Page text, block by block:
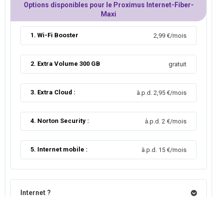
Options disponibles pour le Proximus Internet-Fiber-
Maxi
1. Wi-Fi Booster 2,99 €/mois
2. Extra Volume 300 GB gratuit
3. Extra Cloud : à.p.d. 2,95 €/mois
4. Norton Security : à.p.d. 2 €/mois
5. Internet mobile : à.p.d. 15 €/mois
Internet ?